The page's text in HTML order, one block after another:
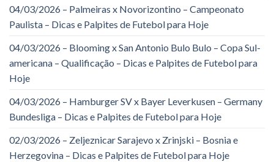
04/03/2026 – Palmeiras x Novorizontino – Campeonato
Paulista – Dicas e Palpites de Futebol para Hoje
04/03/2026 – Blooming x San Antonio Bulo Bulo – Copa Sul-
americana – Qualificação – Dicas e Palpites de Futebol para
Hoje
04/03/2026 – Hamburger SV x Bayer Leverkusen – Germany
Bundesliga – Dicas e Palpites de Futebol para Hoje
02/03/2026 – Zeljeznicar Sarajevo x Zrinjski – Bosnia e
Herzegovina – Dicas e Palpites de Futebol para Hoje